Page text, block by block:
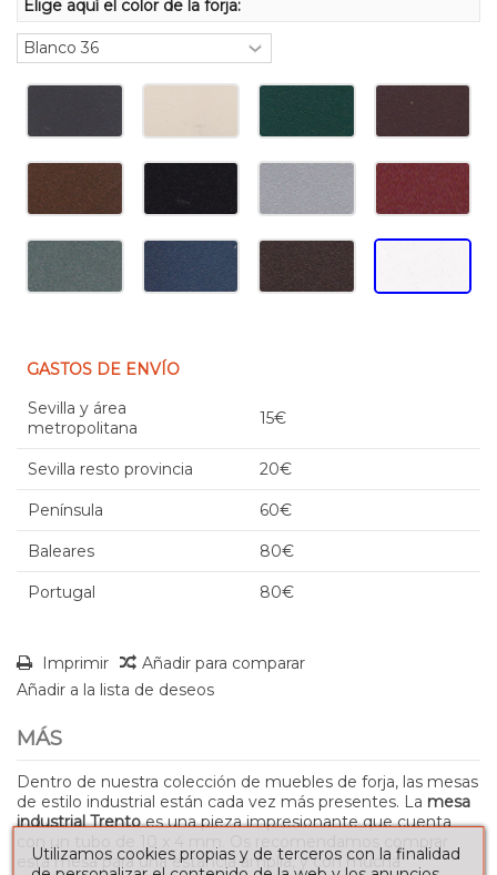
Elige aquí el color de la forja:
GASTOS DE ENVÍO
Sevilla y área
metropolitana
15€
Sevilla resto provincia 20€
Península 60€
Baleares 80€
Portugal 80€
Imprimir
Añadir para comparar
Añadir a la lista de deseos
MÁS
Dentro de nuestra colección de muebles de forja, las mesas
de estilo industrial están cada vez más presentes. La mesa
industrial Trentoes una pieza impresionante que cuenta
esta mesa para una estancia amplia, y con mucha
Utilizamos cookies propias y de terceros con la finalidad